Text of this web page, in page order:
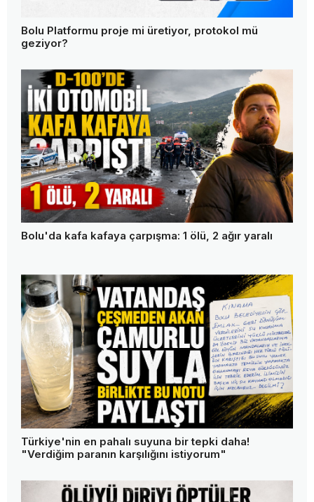
Bolu Platformu proje mi üretiyor, protokol mü
geziyor?
Bolu'da kafa kafaya çarpışma: 1 ölü, 2 ağır yaralı
Türkiye'nin en pahalı suyuna bir tepki daha!
"Verdiğim paranın karşılığını istiyorum"